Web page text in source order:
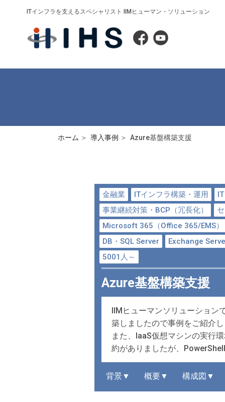
ITインフラを支えるスペシャリスト IIMヒューマン・ソリューション
ホーム 導入事例 Azure基盤構築支援
金融業 ITインフラ構築・運用
事業継続対策・BCP（冗長化）
Microsoft 365（Office 365/EMS）
DB・SQL Server
Exchange
5001人～
Azure基盤構築支援
IIMヒューマンソリューション
築しましたので事例をご紹介
また、IaaS仮想マシンの実行
約がありましたが、
背景▼ 概要▼ 構成図▼